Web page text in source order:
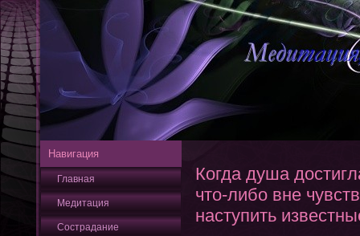
Навигация
Главная
Медитация
Сострадание
Когда душа
что-либо вне
наступить